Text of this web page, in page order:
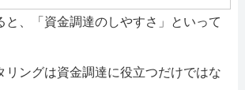
と、「資金調達のしやすさ」といって
リングは資金調達に役立つだけではな